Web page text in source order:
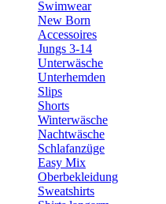
Swimwear
New Born
Accessoires
Jungs 3-14
Unterwäsche
Unterhemden
Slips
Shorts
Winterwäsche
Nachtwäsche
Schlafanzüge
Easy Mix
Oberbekleidung
Sweatshirts